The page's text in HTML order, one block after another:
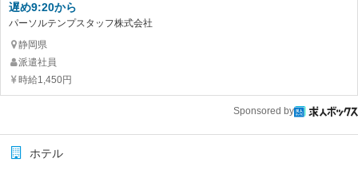
遅め9:20から
パーソルテンプスタッフ株式会社
静岡県
派遣社員
時給1,450円
Sponsored by
ホテル